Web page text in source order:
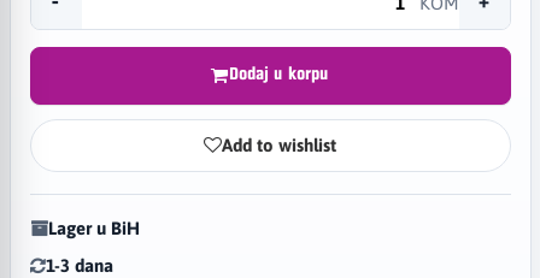
Dodaj u korpu
Add to wishlist
Lager u BiH
1-3 dana